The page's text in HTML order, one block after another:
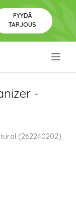
PYYDÄ
TARJOUS
-
(262240202)